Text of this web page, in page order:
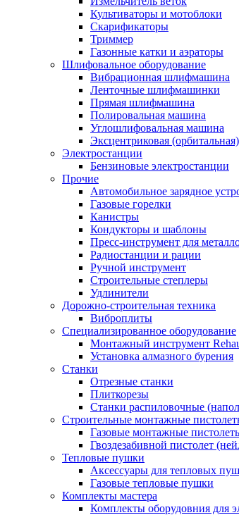
Культиваторы и мотоблоки
Скарификаторы
Триммер
Газонные катки и аэраторы
Шлифовальное оборудование
Вибрационная шлифмашина
Ленточные шлифмашинки
Прямая шлифмашина
Полировальная машина
Углошлифовальная машина
Эксцентриковая
Электростанции
Бензиновые электростанции
Прочие
Автомобильное зарядное
Газовые горелки
Канистры
Кондукторы и шаблоны
Пресс-инструмент для
Радиостанции и рации
Ручной инструмент
Строительные степлеры
Удлинители
Дорожно-строительная техника
Виброплиты
Специализированное оборудование
Монтажный инструмент
Установка алмазного бурения
Станки
Отрезные станки
Плиткорезы
Станки распиловочные
Строительные монтажные
Газовые монтажные
Гвоздезабивной пистолет
Тепловые пушки
Аксессуары для тепловых
Газовые тепловые пушки
Комплекты мастера
Комплекты оборудовния для